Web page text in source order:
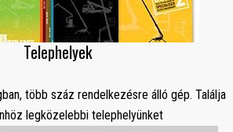
Telephelyek
több száz rendelkezésre álló gép. Találja
legközelebbi telephelyünket